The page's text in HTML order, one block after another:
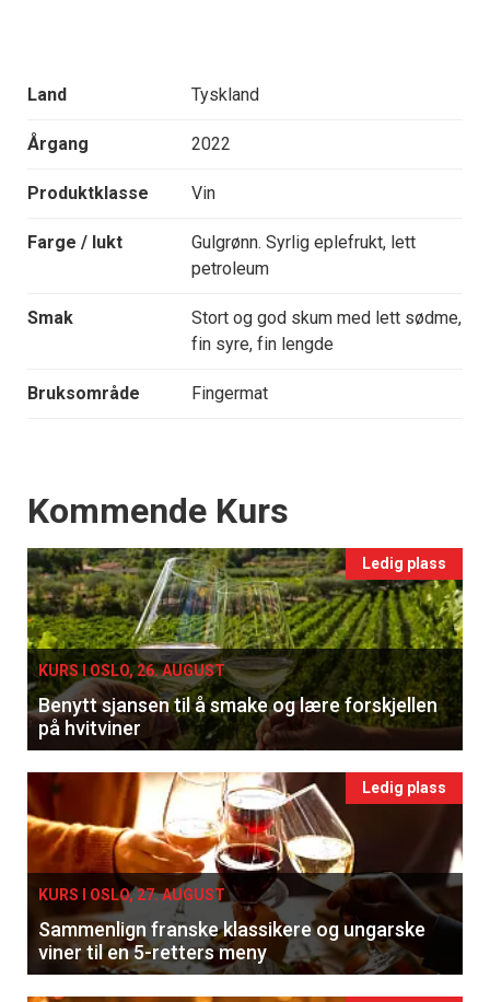
Land Tyskland
Årgang 2022
Produktklasse Vin
Farge / lukt
Gulgrønn. Syrlig eplefrukt, lett
petroleum
Smak
Stort og god skum med lett sødme,
fin syre, fin lengde
Bruksområde Fingermat
Events
Kommende Kurs
Ledig plass
KURS I OSLO, 26. AUGUST
Benytt sjansen til å smake og lære forskjellen
på hvitviner
Ledig plass
KURS I OSLO, 27. AUGUST
Sammenlign franske klassikere og ungarske
viner til en 5-retters meny